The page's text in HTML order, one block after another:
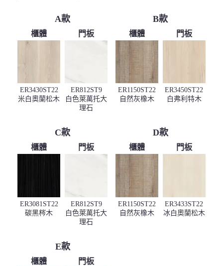
A款
櫃體
ER3430ST22
米白奧蘭松木
門板
ER812ST9
白色萊萬托大
理石
B款
櫃體
ER1150ST22
自然灰橡木
門板
ER3450ST22
白弗利特木
C款
櫃體
ER3081ST22
碳黑梣木
門板
ER812ST9
白色萊萬托大
理石
D款
櫃體
ER1150ST22
自然灰橡木
門板
ER3433ST22
冰白奧蘭松木
E款
櫃體 門板